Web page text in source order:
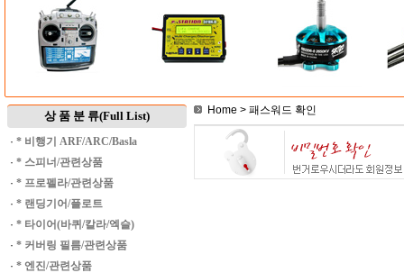
상 품 분 류(Full List)
· * 비행기 ARF/ARC/Basla
· * 스피너/관련상품
· * 프로펠라/관련상품
· * 랜딩기어/플로트
· * 타이어(바퀴/칼라/엑슬)
· * 커버링 필름/관련상품
· * 엔진/관련상품
Home > 패스워드 확인